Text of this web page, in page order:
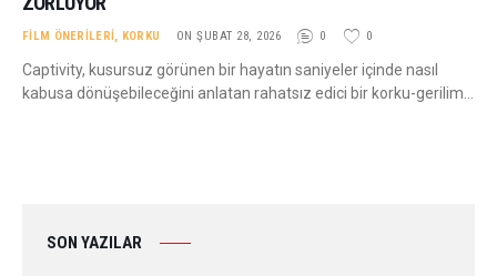
FILM ÖNERILERI, KORKU ON ŞUBAT 28, 2026 0 0
Captivity, kusursuz görünen bir hayatın saniyeler içinde nasıl
kabusa dönüşebileceğini anlatan rahatsız edici bir korku-gerilim…
SON YAZILAR